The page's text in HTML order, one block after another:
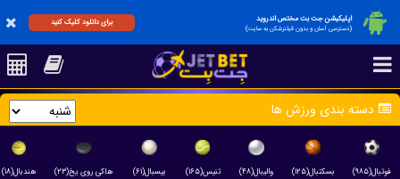
اپلیکیشن جت بت مختص اندروید
(دسترسی آسان و بدون فیلترشکن به سایت)
برای دانلود کلیک کنید
دسته بندی ورزش ها
فوتبال(۹۸۵) بسکتبال(۱۲۵) والیبال(۴۸) تنیس(۱۶۵) بیسبال(۶۱) هاکی روی یخ(۲۳) هندبال(۱۸)